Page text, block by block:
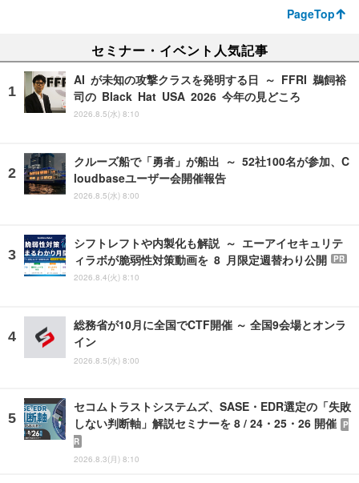
PageTop
セミナー・イベント人気記事
AI が未知の攻撃クラスを発明する日 ～ FFRI 鵜飼裕
司の Black Hat USA 2026 今年の見どころ
2026.8.5(水) 8:10
クルーズ船で「勇者」が船出 ～ 52社100名が参加、C
loudbaseユーザー会開催報告
2026.8.5(水) 8:00
シフトレフトや内製化も解説 ～ エーアイセキュリテ
ィラボが脆弱性対策動画を 8 月限定週替わり公開
PR
2026.8.4(火) 8:10
総務省が10月に全国でCTF開催 ～ 全国9会場とオンラ
イン
2026.8.5(水) 8:00
セコムトラストシステムズ、SASE・EDR選定の「失敗
しない判断軸」解説セミナーを 8 / 24・25・26 開催 P
R
2026.8.3(月) 8:10